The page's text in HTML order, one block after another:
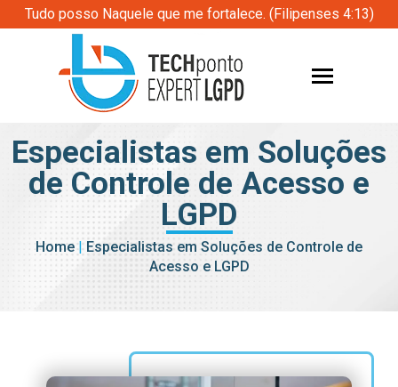
Tudo posso Naquele que me fortalece. (Filipenses 4:13)
Especialistas em Soluções
de Controle de Acesso e
LGPD
Home| Especialistas em Soluções de Controle de
Acesso e LGPD